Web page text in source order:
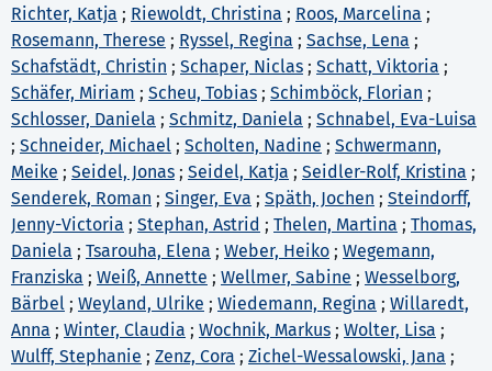
Richter, Katja ; Riewoldt, Christina ; Roos, Marcelina ;
Rosemann, Therese ; Ryssel, Regina ; Sachse, Lena ;
Schafstädt, Christin ; Schaper, Niclas ; Schatt, Viktoria ;
Schäfer, Miriam ; Scheu, Tobias ; Schimböck, Florian ;
Schlosser, Daniela ; Schmitz, Daniela ; Schnabel, Eva-Luisa
; Schneider, Michael ; Scholten, Nadine ; Schwermann,
Meike ; Seidel, Jonas ; Seidel, Katja ; Seidler-Rolf, Kristina ;
Senderek, Roman ; Singer, Eva ; Späth, Jochen ; Steindorff,
Jenny-Victoria ; Stephan, Astrid ; Thelen, Martina ; Thomas,
Daniela ; Tsarouha, Elena ; Weber, Heiko ; Wegemann,
Franziska ; Weiß, Annette ; Wellmer, Sabine ; Wesselborg,
Bärbel ; Weyland, Ulrike ; Wiedemann, Regina ; Willaredt,
Anna ; Winter, Claudia ; Wochnik, Markus ; Wolter, Lisa ;
Wulff, Stephanie ; Zenz, Cora ; Zichel-Wessalowski, Jana ;